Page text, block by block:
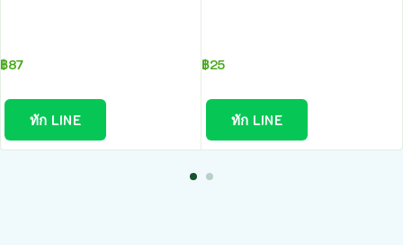
฿87
ทัก LINE
฿25
ทัก LINE